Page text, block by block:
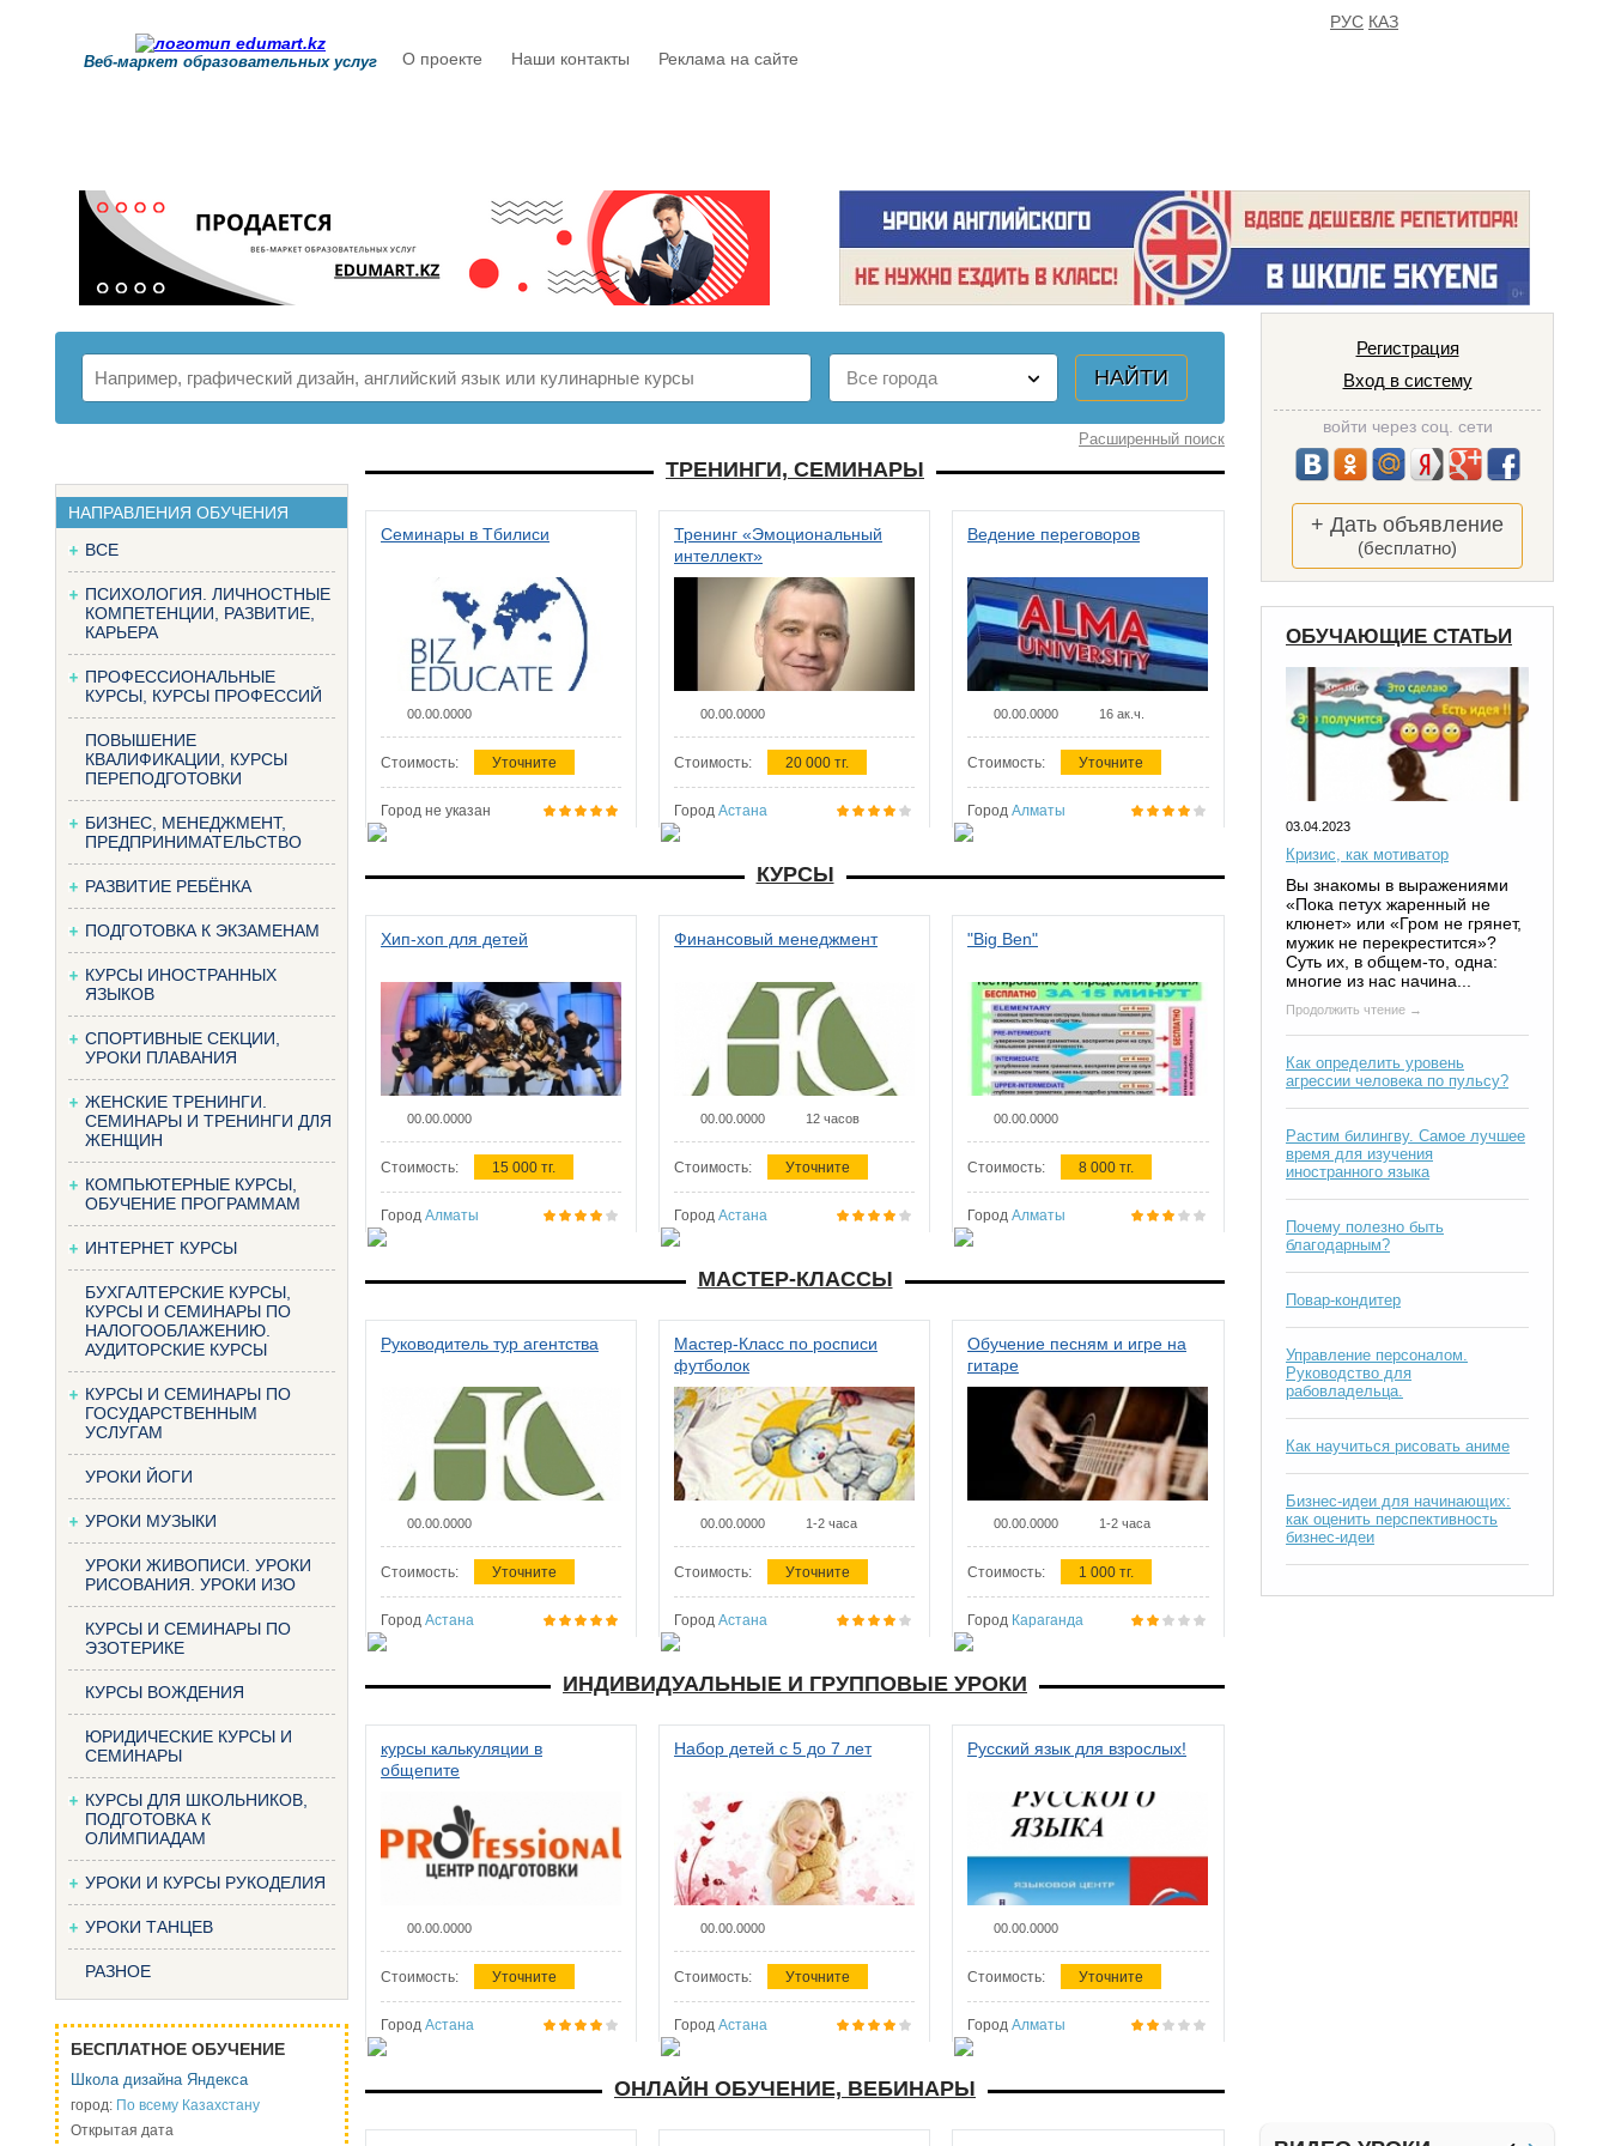
Веб-маркет образовательных услуг О проекте Наши контакты Реклама на сайте
РУС КАЗ
Расширенный поиск
НАПРАВЛЕНИЯ ОБУЧЕНИЯ
ВСЕ
ПСИХОЛОГИЯ. ЛИЧНОСТНЫЕ
КОМПЕТЕНЦИИ, РАЗВИТИЕ,
КАРЬЕРА
ПРОФЕССИОНАЛЬНЫЕ
КУРСЫ, КУРСЫ ПРОФЕССИЙ
ПОВЫШЕНИЕ
КВАЛИФИКАЦИИ, КУРСЫ
ПЕРЕПОДГОТОВКИ
БИЗНЕС, МЕНЕДЖМЕНТ,
ПРЕДПРИНИМАТЕЛЬСТВО
РАЗВИТИЕ РЕБЁНКА
ПОДГОТОВКА К ЭКЗАМЕНАМ
КУРСЫ ИНОСТРАННЫХ
ЯЗЫКОВ
СПОРТИВНЫЕ СЕКЦИИ,
УРОКИ ПЛАВАНИЯ
ЖЕНСКИЕ ТРЕНИНГИ.
СЕМИНАРЫ И ТРЕНИНГИ ДЛЯ
ЖЕНЩИН
КОМПЬЮТЕРНЫЕ КУРСЫ,
ОБУЧЕНИЕ ПРОГРАММАМ
ИНТЕРНЕТ КУРСЫ
БУХГАЛТЕРСКИЕ КУРСЫ,
КУРСЫ И СЕМИНАРЫ ПО
НАЛОГООБЛАЖЕНИЮ.
АУДИТОРСКИЕ КУРСЫ
КУРСЫ И СЕМИНАРЫ ПО
ГОСУДАРСТВЕННЫМ
УСЛУГАМ
УРОКИ ЙОГИ
УРОКИ МУЗЫКИ
УРОКИ ЖИВОПИСИ. УРОКИ
РИСОВАНИЯ. УРОКИ ИЗО
КУРСЫ И СЕМИНАРЫ ПО
ЭЗОТЕРИКЕ
КУРСЫ ВОЖДЕНИЯ
ЮРИДИЧЕСКИЕ КУРСЫ И
СЕМИНАРЫ
КУРСЫ ДЛЯ ШКОЛЬНИКОВ,
ПОДГОТОВКА К
ОЛИМПИАДАМ
УРОКИ И КУРСЫ РУКОДЕЛИЯ
УРОКИ ТАНЦЕВ
РАЗНОЕ
БЕСПЛАТНОЕ ОБУЧЕНИЕ
Школа дизайна Яндекса
город: По всему Казахстану
Открытая дата
ТРЕНИНГИ, СЕМИНАРЫ
Семинары в Тбилиси
00.00.0000
Стоимость: Уточните
Город не указан
Тренинг «Эмоциональный
интеллект»
00.00.0000
Стоимость: 20 000 тг.
Город Астана
Ведение переговоров
00.00.0000 16 ак.ч.
Стоимость: Уточните
Город Алматы
КУРСЫ
Хип-хоп для детей
00.00.0000
Стоимость: 15 000 тг.
Город Алматы
Финансовый менеджмент
00.00.0000 12 часов
Стоимость: Уточните
Город Астана
"Big Ben"
00.00.0000
Стоимость: 8 000 тг.
Город Алматы
МАСТЕР-КЛАССЫ
Руководитель тур агентства
00.00.0000
Стоимость: Уточните
Город Астана
Мастер-Класс по росписи
футболок
00.00.0000 1-2 часа
Стоимость: Уточните
Город Астана
Обучение песням и игре на
гитаре
00.00.0000 1-2 часа
Стоимость: 1 000 тг.
Город Караганда
ИНДИВИДУАЛЬНЫЕ И ГРУППОВЫЕ УРОКИ
курсы калькуляции в
общепите
00.00.0000
Стоимость: Уточните
Город Астана
Набор детей с 5 до 7 лет
00.00.0000
Стоимость: Уточните
Город Астана
Русский язык для взрослых!
00.00.0000
Стоимость: Уточните
Город Алматы
ОНЛАЙН ОБУЧЕНИЕ, ВЕБИНАРЫ
Регистрация
Вход в систему
войти через соц. сети
+ Дать объявление
(бесплатно)
ОБУЧАЮЩИЕ СТАТЬИ
03.04.2023
Кризис, как мотиватор
Вы знакомы в выражениями
«Пока петух жаренный не
клюнет» или «Гром не грянет,
мужик не перекрестится»?
Суть их, в общем-то, одна:
многие из нас начина...
Продолжить чтение →
Как определить уровень
агрессии человека по пульсу?
Растим билингву. Самое лучшее
время для изучения
иностранного языка
Почему полезно быть
благодарным?
Повар-кондитер
Управление персоналом.
Руководство для
рабовладельца.
Как научиться рисовать аниме
Бизнес-идеи для начинающих:
как оценить перспективность
бизнес-идеи